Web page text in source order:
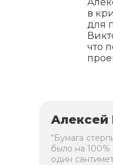
в
для
что
Алексей
“Бумага
было на
один